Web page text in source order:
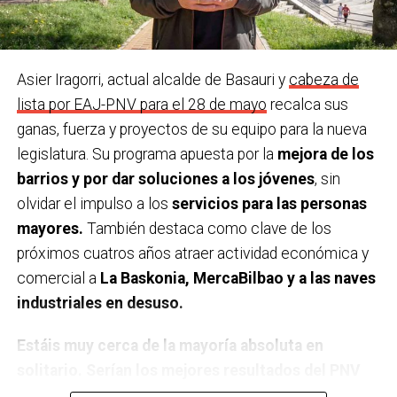
personas centenarias que tenemos en el pueblo.
¿Último viaje que has hecho y cuál te gustaría
hacer?A la isla de Mallorca, y a cualquier sitio con mi
Último teatro, espectáculo, concierto… que has
visto. En el Social, ’20.000 especies de abejas’.
¿Una figura histórica a las que admires?Marie Curie
como exponente de las mujeres científicas.
Y un político/a que sea una inspiración para ti
Salvador Allende
¿Cual es tu posesión más preciada?
Asier Iragorri, actual alcalde de Basauri y cabeza de
lista por EAJ-PNV para el 28 de mayo recalca sus
ganas, fuerza y proyectos de su equipo para la nueva
legislatura. Su programa apuesta por la mejora de los
barrios y por dar soluciones a los jóvenes, sin
olvidar el impulso a los servicios para las personas
mayores. También destaca como clave de los
próximos cuatros años atraer actividad económica y
comercial a La Baskonia, MercaBilbao y a las naves
industriales en desuso.
Estáis muy cerca de la mayoría absoluta en